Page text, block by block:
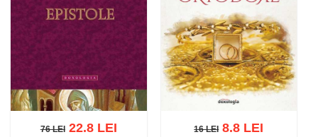
76 LEI
76 LEI22.8 LEI 16 LEI
16 LEI8.8 LEI